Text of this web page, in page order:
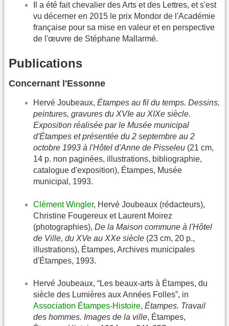
Il a été fait chevalier des Arts et des Lettres, et s'est
vu décerner en 2015 le prix Mondor de l'Académie
française pour sa mise en valeur et en perspective
de l'œuvre de Stéphane Mallarmé.
Publications
Concernant l'Essonne
Hervé Joubeaux, Étampes au fil du temps. Dessins,
peintures, gravures du XVIe au XIXe siècle.
Exposition réalisée par le Musée municipal
d'Étampes et présentée du 2 septembre au 2
octobre 1993 à l'Hôtel d'Anne de Pisseleu (21 cm,
14 p. non paginées, illustrations, bibliographie,
catalogue d'exposition), Étampes, Musée
municipal, 1993.
Clément Wingler, Hervé Joubeaux (rédacteurs),
Christine Fougereux et Laurent Moirez
(photographies), De la Maison commune à l'Hôtel
de Ville, du XVe au XXe siècle (23 cm, 20 p.,
illustrations), Étampes, Archives municipales
d'Étampes, 1993.
Hervé Joubeaux, “Les beaux-arts à Étampes, du
siècle des Lumières aux Années Folles”, in
Association Étampes-Histoire, Étampes. Travail
des hommes. Images de la ville, Étampes,